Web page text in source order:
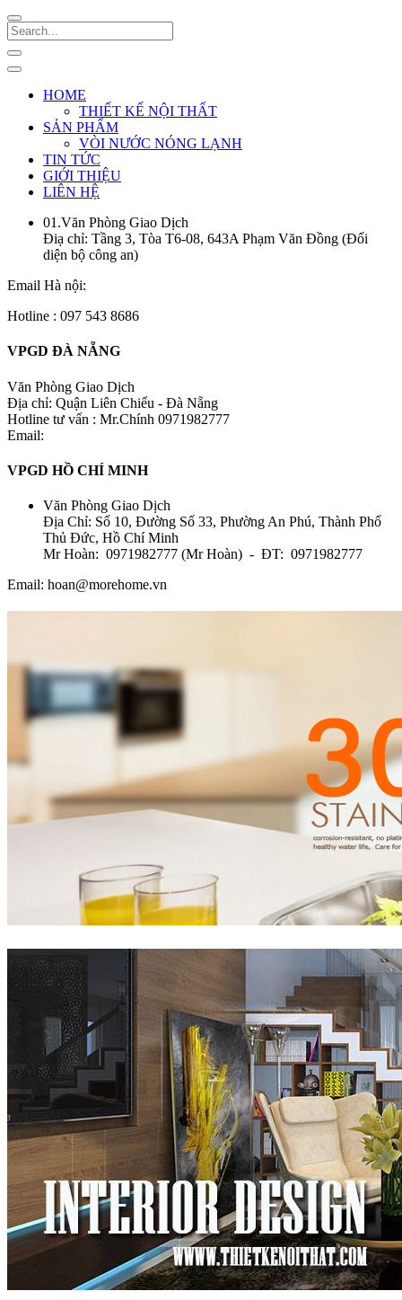
HOME
THIẾT KẾ NỘI THẤT
SẢN PHẨM
VÒI NƯỚC NÓNG LẠNH
TIN TỨC
GIỚI THIỆU
LIÊN HỆ
01.Văn Phòng Giao Dịch
Điạ chỉ: Tầng 3, Tòa T6-08, 643A Phạm Văn Đồng (Đối
diện bộ công an)
Email Hà nội:
Hotline : 097 543 8686
VPGD ĐÀ NẴNG
Văn Phòng Giao Dịch
Địa chỉ: Quận Liên Chiểu - Đà Nẵng
Hotline tư vấn : Mr.Chính 0971982777
Email:
VPGD HỒ CHÍ MINH
Văn Phòng Giao Dịch
Địa Chỉ: Số 10, Đường Số 33, Phường An Phú, Thành Phố
Thủ Đức, Hồ Chí Minh
Mr Hoàn: 0971982777 (Mr Hoàn) - ĐT: 0971982777
Email: hoan@morehome.vn